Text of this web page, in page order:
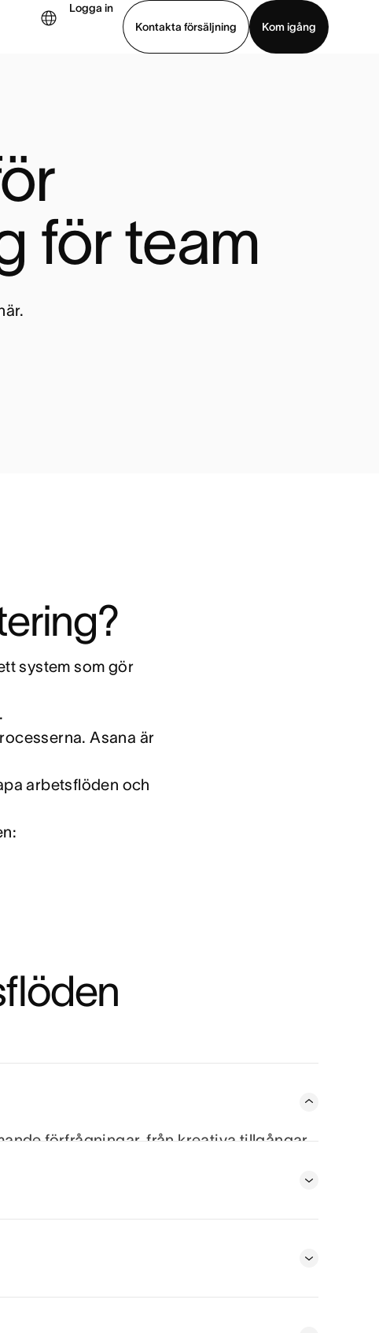
Logga in
Kontakta försäljning
Kom igång
för team
system som gör
Asana är
arbetsflöden och
förfrågningar, från kreativa tillgångar